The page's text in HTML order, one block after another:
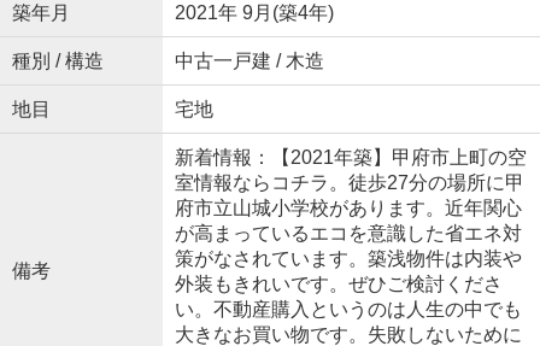
築年月 2021年 9月(築4年)
種別 / 構造 中古一戸建 / 木造
地目 宅地
備考
新着情報：【2021年築】甲府市上町の空
室情報ならコチラ。徒歩27分の場所に甲
府市立山城小学校があります。近年関心
が高まっているエコを意識した省エネ対
策がなされています。築浅物件は内装や
外装もきれいです。ぜひご検討くださ
い。不動産購入というのは人生の中でも
大きなお買い物です。失敗しないために